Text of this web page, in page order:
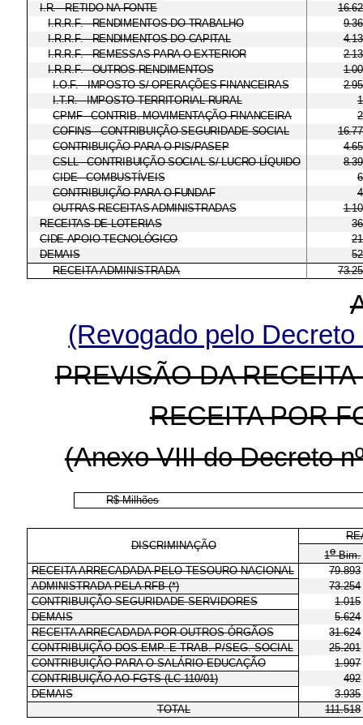
I.R. - RETIDO NA FONTE
I.R.R.F. - RENDIMENTOS DO TRABALHO
I.R.R.F. - RENDIMENTOS DO CAPITAL
I.R.R.F. - REMESSAS PARA O EXTERIOR
I.R.R.F. - OUTROS RENDIMENTOS
I.O.F. - IMPOSTO S/ OPERAÇÕES FINANCEIRAS
I.T.R. - IMPOSTO TERRITORIAL RURAL
CPMF - CONTRIB. MOVIMENTAÇÃO FINANCEIRA
COFINS - CONTRIBUIÇÃO SEGURIDADE SOCIAL
CONTRIBUIÇÃO PARA O PIS/PASEP
CSLL - CONTRIBUIÇÃO SOCIAL S/ LUCRO LÍQUIDO
CIDE - COMBUSTÍVEIS
CONTRIBUIÇÃO PARA O FUNDAF
OUTRAS RECEITAS ADMINISTRADAS
RECEITAS DE LOTERIAS
CIDE-APOIO TECNOLÓGICO
DEMAIS
RECEITA ADMINISTRADA
(Revogado pelo
PREVISÃO DA
RECEITA POR
(Anexo VIII do Decreto
R$ Milhões
DISCRIMINAÇÃO
1oBim.
RECEITA ARRECADADA PELO TESOURO NACIONAL
79.893
ADMINISTRADA PELA RFB (*)
73.254
CONTRIBUIÇÃO SEGURIDADE SERVIDORES
1.015
DEMAIS
5.624
RECEITA ARRECADADA POR OUTROS ÓRGÃOS
31.624
CONTRIBUIÇÃO DOS EMP. E TRAB. P/SEG. SOCIAL
25.201
CONTRIBUIÇÃO PARA O SALÁRIO EDUCAÇÃO
1.997
CONTRIBUIÇÃO AO FGTS (LC 110/01)
492
DEMAIS
3.935
TOTAL
111.518